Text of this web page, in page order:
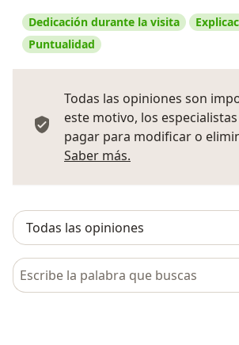
Dedicación durante la visita
Puntualidad
Todas las opiniones son
este motivo, los
pagar para modificar o
Saber más.
Busca en opiniones